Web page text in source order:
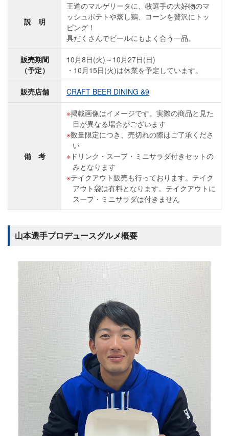
説 明
王道のマルゲリータに、牧選手の大好物のマ
ッシュポテトや蒸し鶏、コーンを贅沢にトッ
ピング！
具だくさんでビールにもよく合う一品。
販売期間
（予定）
10月8日(火)～10月27日(日)
10月15日(火)は休業を予定しています。
販売店舗 CRAFT BEER DINING &9
備 考
掲載画像はイメージです。実際の商品と見た
目が異なる場合がございます
数量限定につき、売切れの際はご了承くださ
い
ドリンク・スープ・ミニサラダ付きセットの
みとなります
テイクアウト販売も行っております。テイク
アウト袋は有料となります。テイクアウトに
スープ・ミニサラダは付きません
山本選手プロデュースグルメ概要